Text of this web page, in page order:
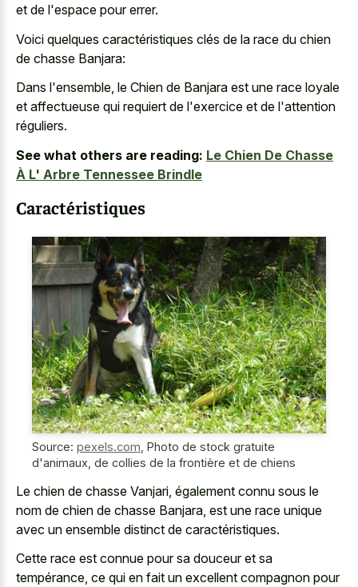
et de l'espace pour errer.
Voici quelques caractéristiques clés de la race du chien
de chasse Banjara:
Dans l'ensemble, le Chien de Banjara est une race loyale
et affectueuse qui requiert de l'exercice et de l'attention
réguliers.
See what others are reading: Le Chien De Chasse
À L' Arbre Tennessee Brindle
Caractéristiques
Source: pexels.com, Photo de stock gratuite
d'animaux, de collies de la frontière et de chiens
Le chien de chasse Vanjari, également connu sous le
nom de chien de chasse Banjara, est une race unique
avec un ensemble distinct de caractéristiques.
Cette race est connue pour sa douceur et sa
tempérance, ce qui en fait un excellent compagnon pour